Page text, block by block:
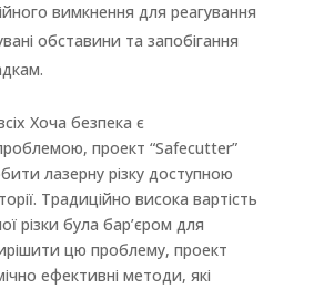
вимкнення для реагування
обставини та запобігання
Хоча безпека є
проект “Safecutter”
лазерну різку доступною
Традиційно висока вартість
різки була бар’єром для
цю проблему, проект
ефективні методи, які